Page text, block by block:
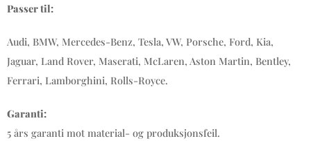
Passer til:
Audi, BMW, Mercedes-Benz, Tesla, VW, Porsche, Ford, Kia,
Jaguar, Land Rover, Maserati, McLaren, Aston Martin, Bentley,
Ferrari, Lamborghini, Rolls-Royce.
Garanti:
5 års garanti mot material- og produksjonsfeil.